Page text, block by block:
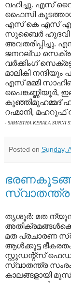
വഹിച്ചു. എസ്
ഫൈസി
എസ് കെ എസ്
സുബൈര്‍ ഹുദവി
ജനറല്ഡ
വര്‍ക്കിംഗ്
മാലികി
എസ് മമ്മി
പൈങ്കണ്ണിയൂര്‍,
കുഞ്ഞിമുഹമ്മദ്
റഹ്മാനി, മഹറൂഫ്
- SAMASTHA KERALA SUNNI
Posted on Sunday,
സ്വാതന്ത്ര
തൃശൂര്‍: മത
മത പ്രചാരണ
ആള്‍ക്കൂട്ട
സ്റ്റുഡന്റ്‌സ്
സ്വാതന്ത്ര
കാലങ്ങളായി